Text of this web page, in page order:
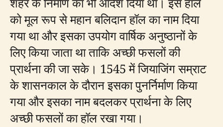
को मूल रूप से महान बलिदान हॉल का नाम दिया
गया था और इसका उपयोग वार्षिक अनुष्ठानों के
लिए किया जाता था ताकि अच्छी फसलों की
प्रार्थना की जा सके। 1545 में जियाजिंग सम्राट
के शासनकाल के दौरान इसका पुनर्निर्माण किया
गया और इसका नाम बदलकर प्रार्थना के लिए
अच्छी फसलों का हॉल रखा गया।